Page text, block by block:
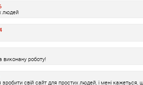
людей
роботу!
свій сайт для простих людей, і мені кажеться,